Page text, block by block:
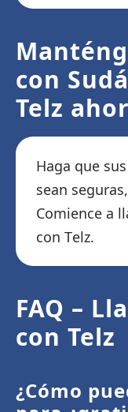
con
Telz
Haga que
sean
Comience a
con Telz.
FAQ –
con Telz
¿Cómo